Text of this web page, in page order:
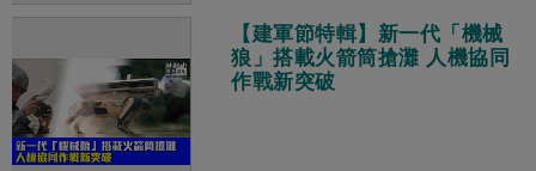
【建軍節特輯】新一代「機械
狼」搭載火箭筒搶灘 人機協同
作戰新突破